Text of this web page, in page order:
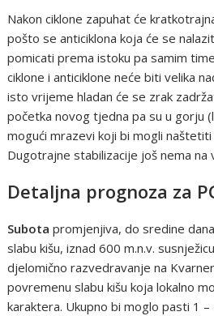
Nakon ciklone zapuhat će
pošto se anticiklona koja će se
pomicati prema istoku pa samim
ciklone i anticiklone neće biti velika
isto vrijeme hladan će se zrak
početka novog tjedna pa su u gorju
mogući mrazevi koji bi mogli
Dugotrajne stabilizacije još nema na
Detaljna prognoza za
Subotapromjenjiva, do sredine
slabu kišu, iznad 600 m.n.v.
djelomično razvedravanje na
povremenu slabu kišu koja lokalno
karaktera. Ukupno bi moglo pasti 1